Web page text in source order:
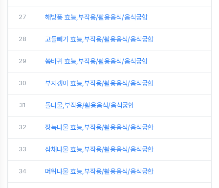
27 해방풍 효능,부작용/활용음식/음식궁합
28 고들빼기 효능,부작용/활용음식/음식궁합
29 씀바귀 효능,부작용/활용음식/음식궁합
30 부지갱이 효능,부작용/활용음식/음식궁합
31 돌나물,부작용/활용음식/음식궁합
32 장녹나물 효능,부작용/활용음식/음식궁합
33 삼채나물 효능,부작용/활용음식/음식궁합
34 머위나물 효능,부작용/활용음식/음식궁합